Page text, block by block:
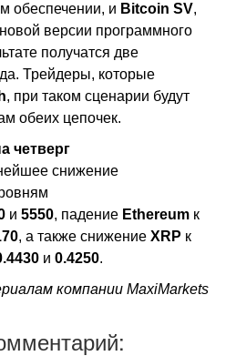
обеспечении, и Bitcoin SV,
версии программного
получатся две
Трейдеры, которые
, при таком сценарии будут
обеих цепочек.
четверг
снижение
и 5550, падение Ethereum к
, а также снижение XRP к
и 0.4250.
компании MaxiMarkets